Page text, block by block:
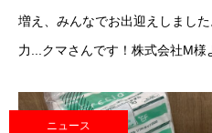
増え、みんなでお出迎えしまし
力...クマさんです！株式会社M様
ービス中にも使用さ
ニュース